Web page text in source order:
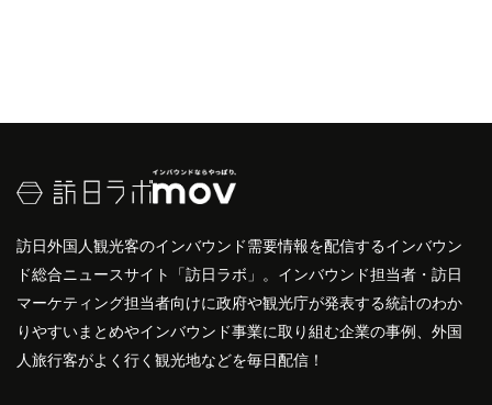
訪日外国人観光客のインバウンド需要情報を配信するインバウン
ド総合ニュースサイト「訪日ラボ」。インバウンド担当者・訪日
マーケティング担当者向けに政府や観光庁が発表する統計のわか
りやすいまとめやインバウンド事業に取り組む企業の事例、外国
人旅行客がよく行く観光地などを毎日配信！